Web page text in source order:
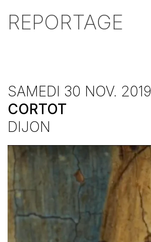
REPORTAGE
SAMEDI 30 NOV. 2019
CORTOT
DIJON